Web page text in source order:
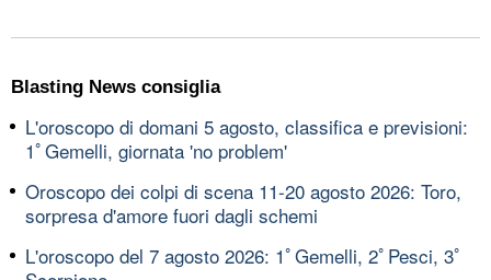
Blasting News consiglia
L'oroscopo di domani 5 agosto, classifica e previsioni:
1ﾟGemelli, giornata 'no problem'
Oroscopo dei colpi di scena 11-20 agosto 2026: Toro,
sorpresa d'amore fuori dagli schemi
L'oroscopo del 7 agosto 2026: 1ﾟGemelli, 2ﾟPesci, 3ﾟ